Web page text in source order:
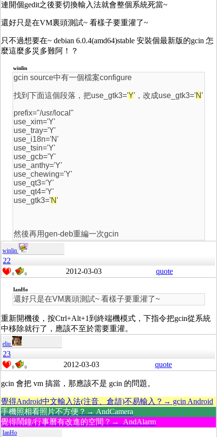
連開個gedit之後要切換輸入法就會整個系統死當~
還好只是在VM裏頭測試~ 看樣子要重灌了~
只不過想要在~ debian 6.0.4(amd64)stable 安裝個最新版的gcin 怎
麼這麼多災多難阿！？
winlin
gcin source中有一個檔案configure
找到下面這個段落，把use_gtk3='Y'，改成use_gtk3='N'
prefix="/usr/local"
use_xim='Y'
use_tray='Y'
use_i18n='N'
use_tsin='Y'
use_gcb='Y'
use_anthy='Y'
use_chewing='Y'
use_qt3='Y'
use_qt4='Y'
use_gtk3='N'
然後再用gen-deb重編一次gcin
winlin
22
0 0 2012-03-03 quote
IanHo
還好只是在VM裏頭測試~ 看樣子要重灌了~
重新開機後，按Ctrl+Alt+1到終端機模式，下指令把gcin從系統
中移除就行了，應該不至於需要重灌。
eliu
23
0 0 2012-03-03 quote
gcin 會把 vm 搞當，那應該不是 gcin 的問題。
覺得Android中文輸入法(注音、倉頡)不易輸入？→ gcin Android
手機照相看照片不方便？→ AndCamera
覺得鬧鐘/行事曆有改進的空間？→ AndAlarm
IanHo